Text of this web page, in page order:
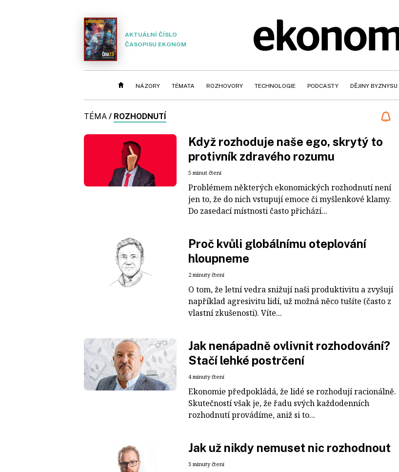
AKTUÁLNÍ ČÍSLO
ČASOPISU EKONOM
NÁZORY TÉMATA ROZHOVORY TECHNOLOGIE PODCASTY DĚJINY BYZNYSU
TÉMA / ROZHODNUTÍ
Když rozhoduje naše ego, skrytý to
protivník zdravého rozumu
5 minut čtení
Problémem některých ekonomických rozhodnutí není
jen to, že do nich vstupují emoce či myšlenkové klamy.
Do zasedací místnosti často přichází...
Proč kvůli globálnímu oteplování
hloupneme
2 minuty čtení
O tom, že letní vedra snižují naši produktivitu a zvyšují
například agresivitu lidí, už možná něco tušíte (často z
vlastní zkušenosti). Víte...
Jak nenápadně ovlivnit rozhodování?
Stačí lehké postrčení
4 minuty čtení
Ekonomie předpokládá, že lidé se rozhodují racionálně.
Skutečností však je, že řadu svých každodenních
rozhodnutí provádíme, aniž si to...
Jak už nikdy nemuset nic rozhodnout
3 minuty čtení